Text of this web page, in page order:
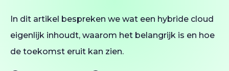
In dit artikel bespreken we wat een hybride cloud
eigenlijk inhoudt, waarom het belangrijk is en hoe
de toekomst eruit kan zien.